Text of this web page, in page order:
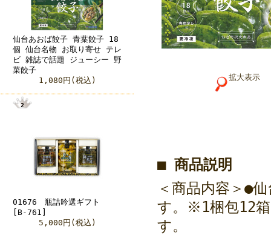
仙台あおば餃子 青葉餃子 18
個 仙台名物 お取り寄せ テレ
ビ 雑誌で話題 ジューシー 野
菜餃子
1,080円(税込)
01676 瓶詰吟選ギフト
[B-761]
5,000円(税込)
拡大表示
■ 商品説明
＜商品内容＞●
す。※1梱包12
す。